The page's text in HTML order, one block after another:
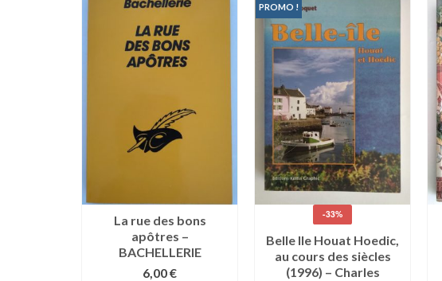
La rue des bons
apôtres –
BACHELLERIE
6,00€
PROMO !
-33%
Belle Ile Houat Hoedic,
au cours des siècles
(1996) – Charles